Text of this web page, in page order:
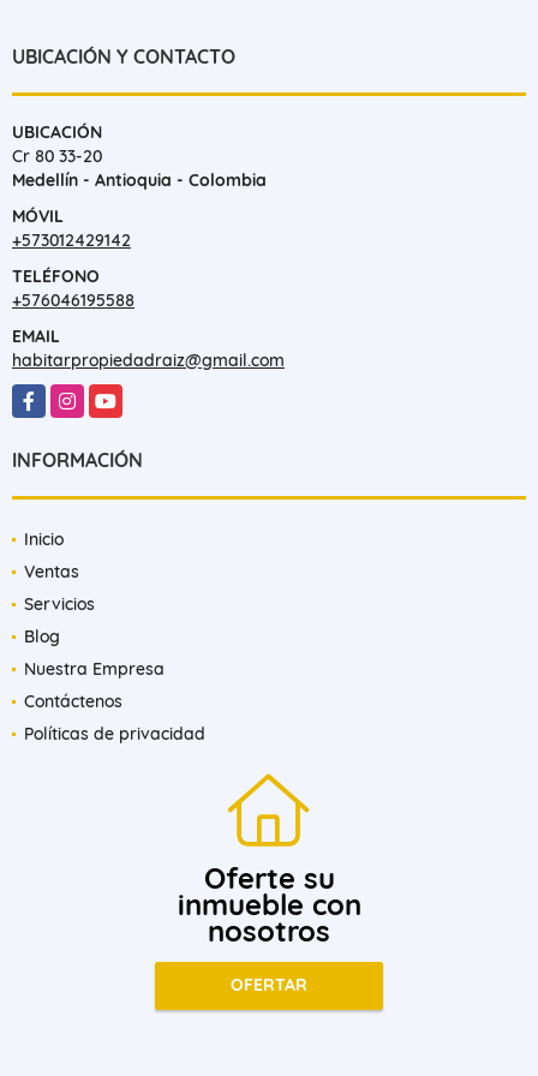
UBICACIÓN Y CONTACTO
UBICACIÓN
Cr 80 33-20
Medellín - Antioquia - Colombia
MÓVIL
+573012429142
TELÉFONO
+576046195588
EMAIL
habitarpropiedadraiz@gmail.com
FacebookInstagram
YouTube
INFORMACIÓN
Inicio
Ventas
Servicios
Blog
Nuestra Empresa
Contáctenos
Políticas de privacidad
Oferte su
inmueble con
nosotros
OFERTAR